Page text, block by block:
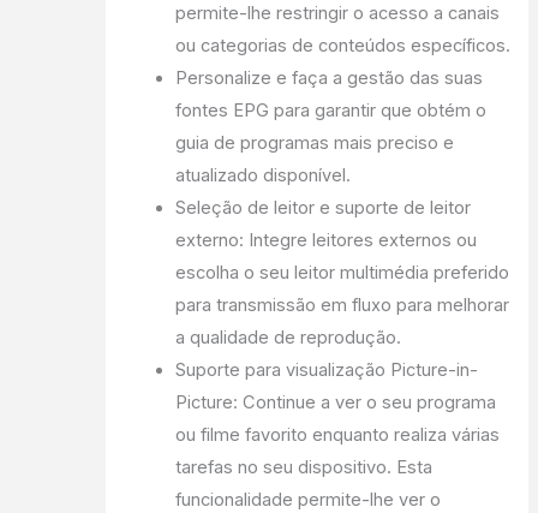
permite-lhe restringir o acesso a canais
ou categorias de conteúdos específicos.
Personalize e faça a gestão das suas
fontes EPG para garantir que obtém o
guia de programas mais preciso e
atualizado disponível.
Seleção de leitor e suporte de leitor
externo: Integre leitores externos ou
escolha o seu leitor multimédia preferido
para transmissão em fluxo para melhorar
a qualidade de reprodução.
Suporte para visualização Picture-in-
Picture: Continue a ver o seu programa
ou filme favorito enquanto realiza várias
tarefas no seu dispositivo. Esta
funcionalidade permite-lhe ver o